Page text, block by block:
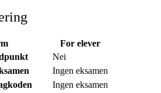
For elever
Nei
Ingen eksamen
Ingen eksamen